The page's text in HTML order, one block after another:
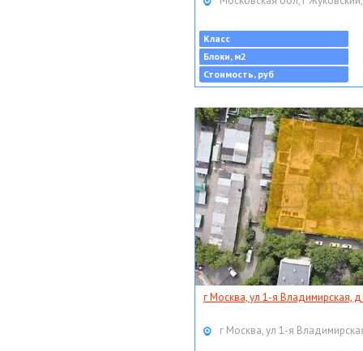
Класс
Блоки, м2
Стоимость, руб
г Москва, ул 1-я Владимирская, д
г Москва, ул 1-я